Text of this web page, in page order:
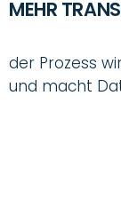
MEHR
der Prozess
und macht